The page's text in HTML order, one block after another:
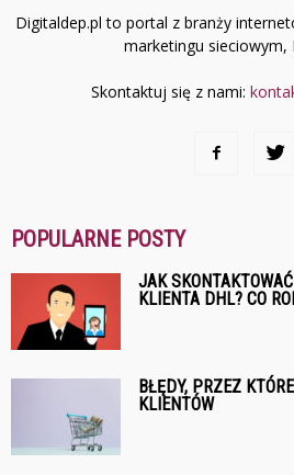
Digitaldep.pl to portal z branży
marketingu sieciowym,
Skontaktuj się z nami:
POPULARNE POSTY
JAK
KLIENTA DHL? CO
BŁĘDY, PRZEZ
KLIENTÓW